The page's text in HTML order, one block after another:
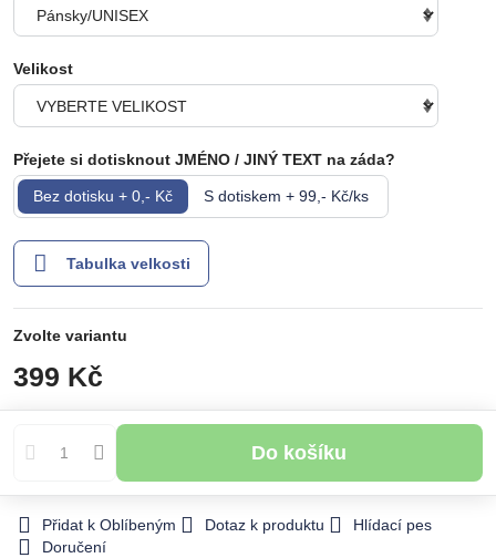
Velikost
Přejete si dotisknout JMÉNO / JINÝ TEXT na záda?
Bez dotisku + 0,- Kč S dotiskem + 99,- Kč/ks
Tabulka velkosti
Zvolte variantu
399 Kč
Do košíku
Přidat k Oblíbeným Dotaz k produktu
Hlídací pes
Doručení